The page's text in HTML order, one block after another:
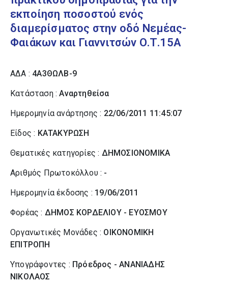
εκποίηση ποσοστού ενός
διαμερίσματος στην οδό Νεμέας-
Φαιάκων και Γιαννιτσών Ο.Τ.15Α
ΑΔΑ : 4Α3ΘΩΛΒ-9
Κατάσταση :Αναρτηθείσα
Ημερομηνία ανάρτησης : 22/06/2011 11:45:07
Είδος : ΚΑΤΑΚΥΡΩΣΗ
Θεματικές κατηγορίες : ΔΗΜΟΣΙΟΝΟΜΙΚΑ
Αριθμός Πρωτοκόλλου : -
Ημερομηνία έκδοσης : 19/06/2011
Φορέας : ΔΗΜΟΣ ΚΟΡΔΕΛΙΟΥ - ΕΥΟΣΜΟΥ
Οργανωτικές Μονάδες : ΟΙΚΟΝΟΜΙΚΗ
ΕΠΙΤΡΟΠΗ
Υπογράφοντες : Πρόεδρος - ΑΝΑΝΙΑΔΗΣ
ΝΙΚΟΛΑΟΣ